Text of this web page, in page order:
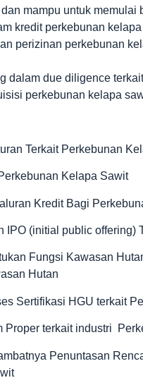
mampu untuk memulai
kredit perkebunan
perizinan perkebunan
dalam due diligence
perkebunan kelapa
Terkait Perkebunan
Kelapa Sawit
Kredit Bagi
(initial public offering)
Fungsi Kawasan
Hutan
Sertifikasi HGU terkait
terkait industri
Penuntasan